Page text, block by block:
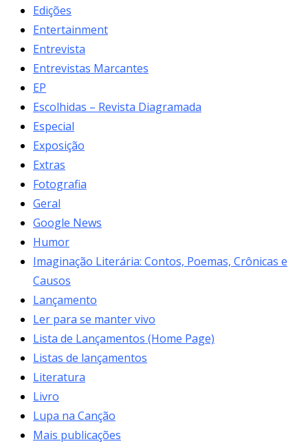
Edições
Entertainment
Entrevista
Entrevistas Marcantes
EP
Escolhidas – Revista Diagramada
Especial
Exposição
Extras
Fotografia
Geral
Google News
Humor
Imaginação Literária: Contos, Poemas, Crônicas e
Causos
Lançamento
Ler para se manter vivo
Lista de Lançamentos (Home Page)
Listas de lançamentos
Literatura
Livro
Lupa na Canção
Mais publicações